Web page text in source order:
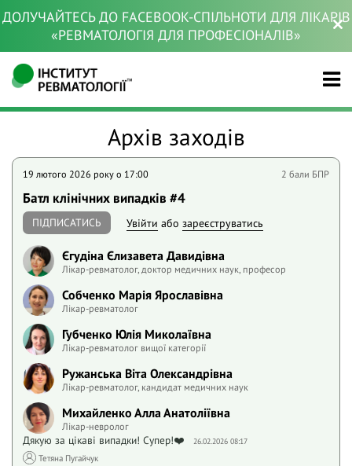
ДОЛУЧАЙТЕСЬ ДО FACEBOOK-СПІЛЬНОТИ ДЛЯ ЛІКАРІВ
«РЕВМАТОЛОГІЯ ДЛЯ ПРОФЕСІОНАЛІВ»
Архів заходів
19 лютого 2026 року o 17:00 2 бали БПР
Батл клінічних випадків #4
ПІДПИСАТИСЬ Увійти або зареєструватись
Єгудіна Єлизавета Давидівна
Лікар-ревматолог, доктор медичних наук, професор
Собченко Марія Ярославівна
Лікар-ревматолог
Губченко Юлія Миколаївна
Лікар-ревматолог вищої категорії
Ружанська Віта Олександрівна
Лікар-ревматолог, кандидат медичних наук
Михайленко Алла Анатоліївна
Лікар-невролог
Дякую за цікаві випадки! Супер!❤️ 26.02.2026 08:17
Тетяна Пугайчук